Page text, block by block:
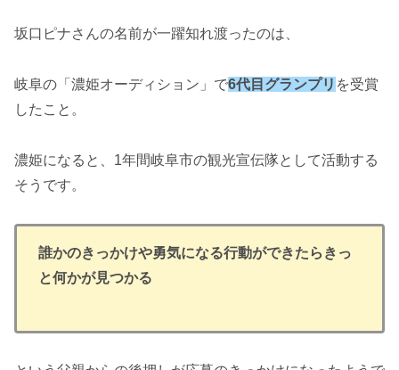
坂口ピナさんの名前が一躍知れ渡ったのは、
岐阜の「濃姫オーディション」で6代目グランプリ を受賞
したこと。
濃姫になると、1年間岐阜市の観光宣伝隊として活動する
そうです。
誰かのきっかけや勇気になる行動ができたらきっ
と何かが見つかる